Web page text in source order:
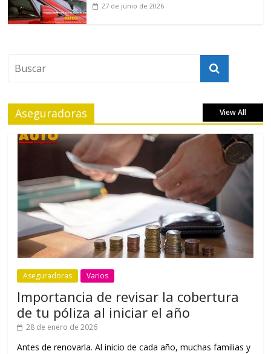
27 de junio de 2026
Aseguradoras View All
Aseguradoras Varios
Importancia de revisar la cobertura
de tu póliza al iniciar el año
28 de enero de 2026
Antes de renovarla. Al inicio de cada año, muchas familias y